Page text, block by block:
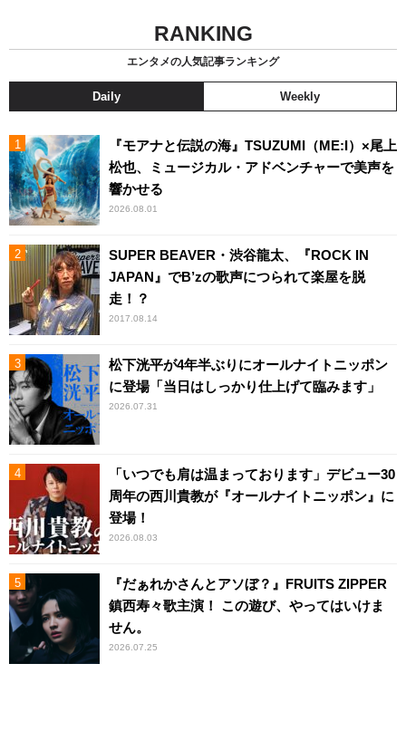
RANKING
エンタメの人気記事ランキング
Daily Weekly
『モアナと伝説の海』TSUZUMI（ME:I）×尾上
松也、ミュージカル・アドベンチャーで美声を
響かせる
2026.08.01
SUPER BEAVER・渋谷龍太、『ROCK IN
JAPAN』でB’zの歌声につられて楽屋を脱
走！？
2017.08.14
松下洸平が4年半ぶりにオールナイトニッポン
に登場「当日はしっかり仕上げて臨みます」
2026.07.31
「いつでも肩は温まっております」デビュー30
周年の西川貴教が『オールナイトニッポン』に
登場！
2026.08.03
『だぁれかさんとアソぼ？』FRUITS ZIPPER
鎮西寿々歌主演！ この遊び、やってはいけま
せん。
2026.07.25